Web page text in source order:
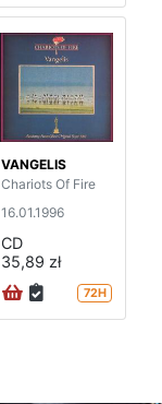
VANGELIS
Chariots Of Fire
16.01.1996
CD
35,89 zł
72H